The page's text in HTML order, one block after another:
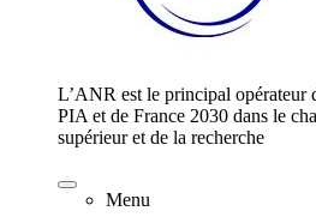
L’ANR est le principal opérateur
PIA et de France 2030 dans le
supérieur et de la recherche
Menu